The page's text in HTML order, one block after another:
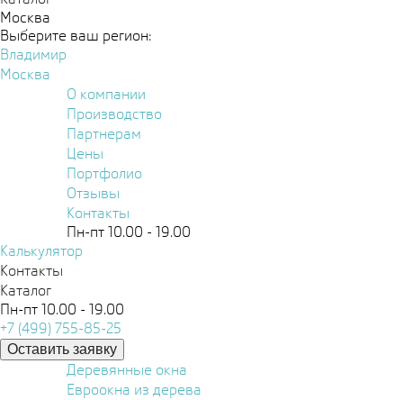
Москва
Выберите ваш регион:
Владимир
Москва
О компании
Производство
Партнерам
Цены
Портфолио
Отзывы
Контакты
Пн-пт 10.00 - 19.00
Калькулятор
Контакты
Каталог
Пн-пт 10.00 - 19.00
+7 (499) 755-85-25
Оставить заявку
Деревянные окна
Евроокна из дерева